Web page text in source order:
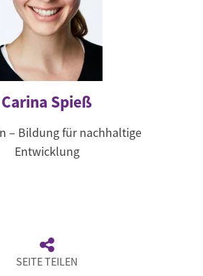
Carina Spieß
– Bildung für nachhaltige
Entwicklung
SEITE TEILEN